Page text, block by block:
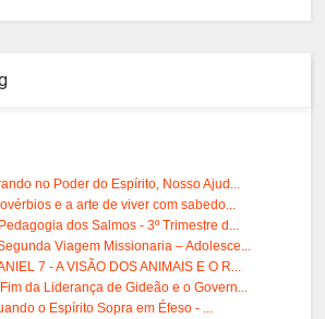
no Poder do Espírito, Nosso Ajud...
e a arte de viver com sabedo...
dos Salmos - 3º Trimestre d...
Viagem Missionaria – Adolesce...
7 - A VISÃO DOS ANIMAIS E O R...
da Liderança de Gideão e o Govern...
o Espírito Sopra em Éfeso - ...